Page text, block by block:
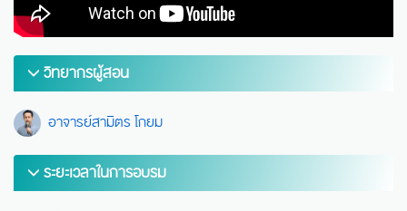
วิทยากรผู้สอน
อาจารย์สามิตร โกยม
ระยะเวลาในการอบรม